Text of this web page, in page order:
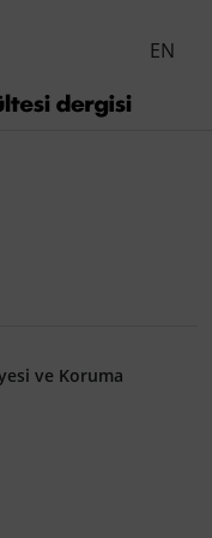
EN
ve Korumа